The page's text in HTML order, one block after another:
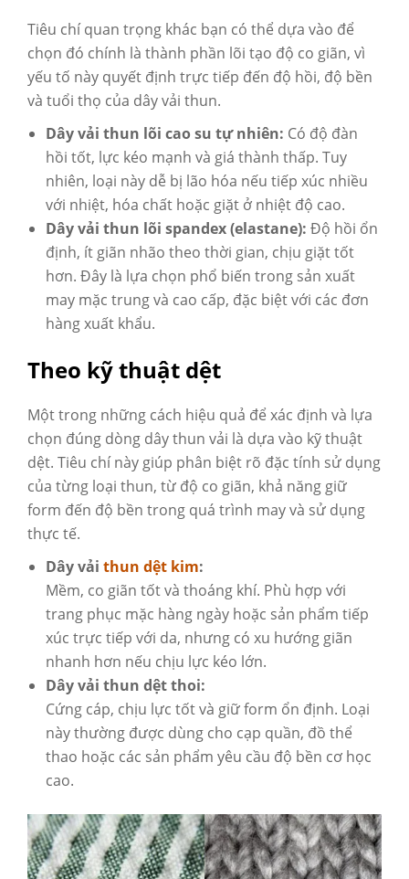
Tiêu chí quan trọng khác bạn có thể dựa vào để
chọn đó chính là thành phần lõi tạo độ co giãn, vì
yếu tố này quyết định trực tiếp đến độ hồi, độ bền
và tuổi thọ của dây vải thun.
Dây vải thun lõi cao su tự nhiên: Có độ đàn
hồi tốt, lực kéo mạnh và giá thành thấp. Tuy
nhiên, loại này dễ bị lão hóa nếu tiếp xúc nhiều
với nhiệt, hóa chất hoặc giặt ở nhiệt độ cao.
Dây vải thun lõi spandex (elastane): Độ hồi ổn
định, ít giãn nhão theo thời gian, chịu giặt tốt
hơn. Đây là lựa chọn phổ biến trong sản xuất
may mặc trung và cao cấp, đặc biệt với các đơn
hàng xuất khẩu.
Theo kỹ thuật dệt
Một trong những cách hiệu quả để xác định và lựa
chọn đúng dòng dây thun vải là dựa vào kỹ thuật
dệt. Tiêu chí này giúp phân biệt rõ đặc tính sử dụng
của từng loại thun, từ độ co giãn, khả năng giữ
form đến độ bền trong quá trình may và sử dụng
thực tế.
Dây vải thun dệt kim:
Mềm, co giãn tốt và thoáng khí. Phù hợp với
trang phục mặc hàng ngày hoặc sản phẩm tiếp
xúc trực tiếp với da, nhưng có xu hướng giãn
nhanh hơn nếu chịu lực kéo lớn.
Dây vải thun dệt thoi:
Cứng cáp, chịu lực tốt và giữ form ổn định. Loại
này thường được dùng cho cạp quần, đồ thể
thao hoặc các sản phẩm yêu cầu độ bền cơ học
cao.